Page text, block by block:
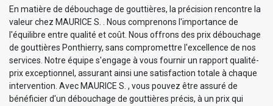
En matière de débouchage de gouttières, la précision rencontre la
valeur chez MAURICE S. . Nous comprenons l'importance de
l'équilibre entre qualité et coût. Nous offrons des prix débouchage
de gouttières Ponthierry, sans compromettre l'excellence de nos
services. Notre équipe s'engage à vous fournir un rapport qualité-
prix exceptionnel, assurant ainsi une satisfaction totale à chaque
intervention. Avec MAURICE S. , vous pouvez être assuré de
bénéficier d'un débouchage de gouttières précis, à un prix qui